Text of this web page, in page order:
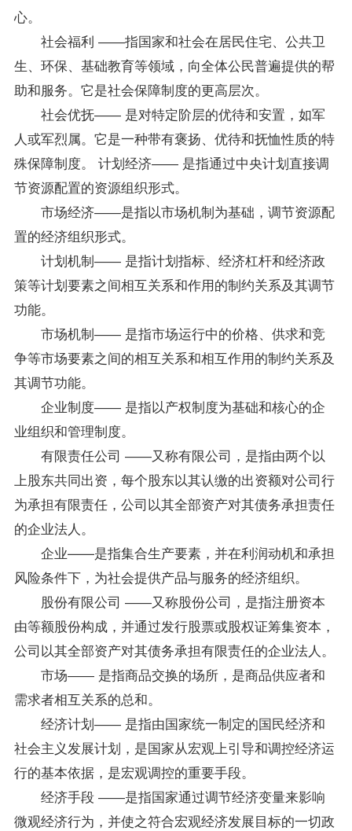
心。
社会福利 ――指国家和社会在居民住宅、公共卫
生、环保、基础教育等领域，向全体公民普遍提供的帮
助和服务。它是社会保障制度的更高层次。
社会优抚―― 是对特定阶层的优待和安置，如军
人或军烈属。它是一种带有褒扬、优待和抚恤性质的特
殊保障制度。 计划经济―― 是指通过中央计划直接调
节资源配置的资源组织形式。
市场经济――是指以市场机制为基础，调节资源配
置的经济组织形式。
计划机制―― 是指计划指标、经济杠杆和经济政
策等计划要素之间相互关系和作用的制约关系及其调节
功能。
市场机制―― 是指市场运行中的价格、供求和竞
争等市场要素之间的相互关系和相互作用的制约关系及
其调节功能。
企业制度―― 是指以产权制度为基础和核心的企
业组织和管理制度。
有限责任公司 ――又称有限公司，是指由两个以
上股东共同出资，每个股东以其认缴的出资额对公司行
为承担有限责任，公司以其全部资产对其债务承担责任
的企业法人。
企业——是指集合生产要素，并在利润动机和承担
风险条件下，为社会提供产品与服务的经济组织。
股份有限公司 ――又称股份公司，是指注册资本
由等额股份构成，并通过发行股票或股权证筹集资本，
公司以其全部资产对其债务承担有限责任的企业法人。
市场―― 是指商品交换的场所，是商品供应者和
需求者相互关系的总和。
经济计划―― 是指由国家统一制定的国民经济和
社会主义发展计划，是国家从宏观上引导和调控经济运
行的基本依据，是宏观调控的重要手段。
经济手段 ――是指国家通过调节经济变量来影响
微观经济行为，并使之符合宏观经济发展目标的一切政